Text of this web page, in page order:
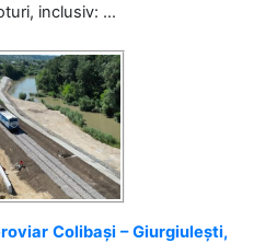
inclusiv: ...
Colibași – Giurgiulești,